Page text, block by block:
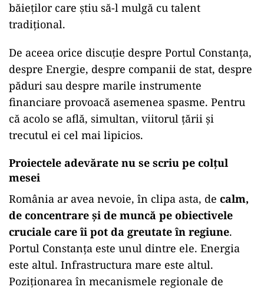
băieților care știu să-l mulgă cu talent
tradițional.
De aceea orice discuție despre Portul Constanța,
despre Energie, despre companii de stat, despre
păduri sau despre marile instrumente
financiare provoacă asemenea spasme. Pentru
că acolo se află, simultan, viitorul țării și
trecutul ei cel mai lipicios.
Proiectele adevărate nu se scriu pe colțul
mesei
România ar avea nevoie, în clipa asta, de calm,
de concentrare și de muncă pe obiectivele
cruciale care îi pot da greutate în regiune.
Portul Constanța este unul dintre ele. Energia
este altul. Infrastructura mare este altul.
Poziționarea în mecanismele regionale de